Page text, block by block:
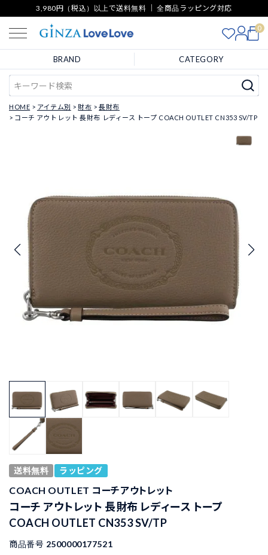
3,980円（税込）以上で送料無料 ｜ 全商品ラッピング対応
0
BRAND CATEGORY
HOME アイテム別 財布
長財布
コーチ アウトレット 長財布 レディース トープ COACH OUTLET CN353 SV/TP
送料無料 ラッピング
COACH OUTLET コーチアウトレット
コーチ アウトレット 長財布 レディース トープ
COACH OUTLET CN353 SV/TP
商品番号 2500000177521